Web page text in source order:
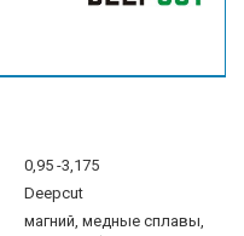
0,95 -3,175
Deepcut
магний, медные сплавы,